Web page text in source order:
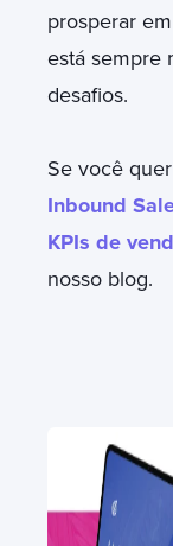
prosperar
está sempre
desafios.
Se você
Inbound
KPIs de
nosso blog.